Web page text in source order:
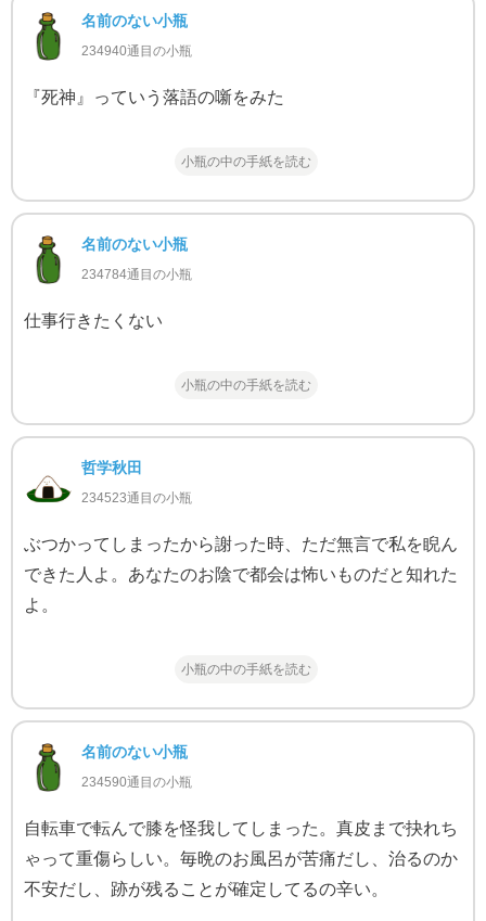
名前のない小瓶
234940通目の小瓶
『死神』っていう落語の噺をみた
小瓶の中の手紙を読む
名前のない小瓶
234784通目の小瓶
仕事行きたくない
小瓶の中の手紙を読む
哲学秋田
234523通目の小瓶
ぶつかってしまったから謝った時、ただ無言で私を睨ん
できた人よ。あなたのお陰で都会は怖いものだと知れた
よ。
小瓶の中の手紙を読む
名前のない小瓶
234590通目の小瓶
自転車で転んで膝を怪我してしまった。真皮まで抉れち
ゃって重傷らしい。毎晩のお風呂が苦痛だし、治るのか
不安だし、跡が残ることが確定してるの辛い。